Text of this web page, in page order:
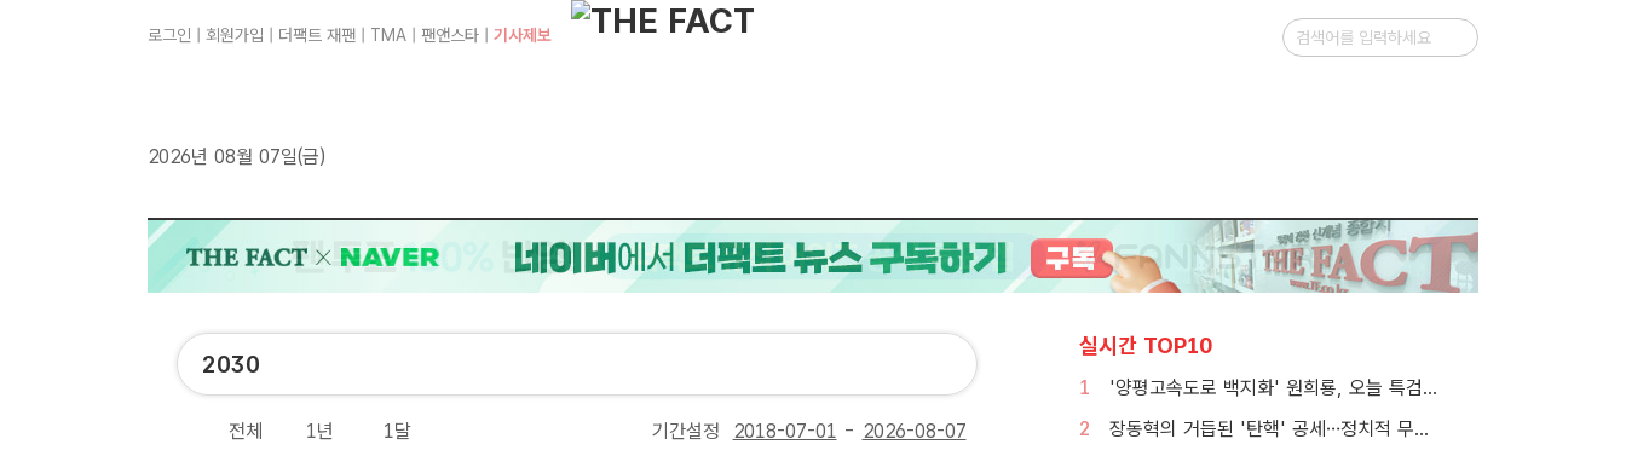
로그인 회원가입 더팩트 재팬 TMA 팬앤스타 기사제보
2026년 08월 07일(금)
전체 1년 1달 기간설정 -
실시간 TOP10
1
'양평고속도로 백지화' 원희룡, 오늘 특검 2차 피의자 조사
2
장동혁의 거듭된 '탄핵' 공세…정치적 무게감은 뚝